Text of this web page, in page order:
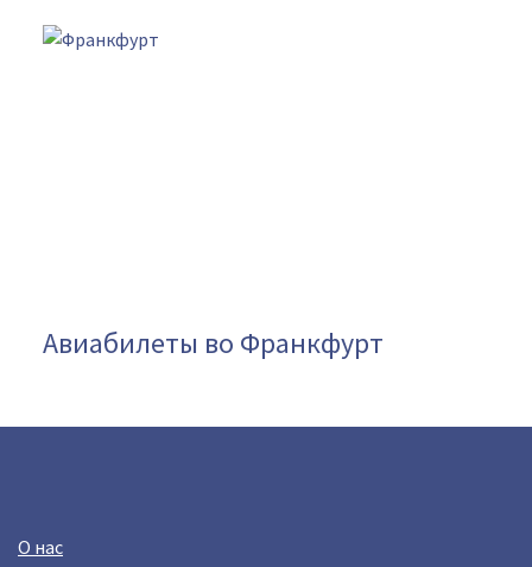
Авиабилеты во Франкфурт
О нас